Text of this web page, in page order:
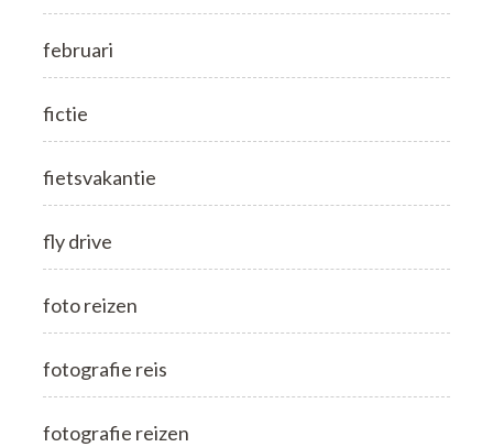
februari
fictie
fietsvakantie
fly drive
foto reizen
fotografie reis
fotografie reizen